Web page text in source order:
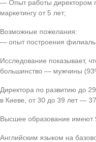
— Опыт работы директором
маркетингу от 5 лет;
Возможные пожелания:
— опыт построения
Исследование показывает,
большинство — мужчины
Директора по развитию до
в Киеве, от 30 до 39 лет —
Высшее образование имеют
Английским языком на